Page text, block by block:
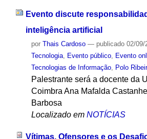
Evento discute
inteligência artificial
por Thais Cardoso — publicado02/09/
Tecnologia, Evento público, Evento
Tecnologias de Informação, Polo
Palestrante será a docente da
Coimbra Ana Mafalda
Barbosa
Localizado em NOTÍCIAS
Vítimas, Ofensores e os